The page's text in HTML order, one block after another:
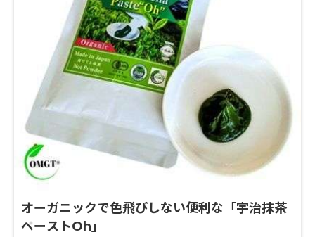
オーガニックで色飛びしない便利な「宇治抹茶
ペーストOh」